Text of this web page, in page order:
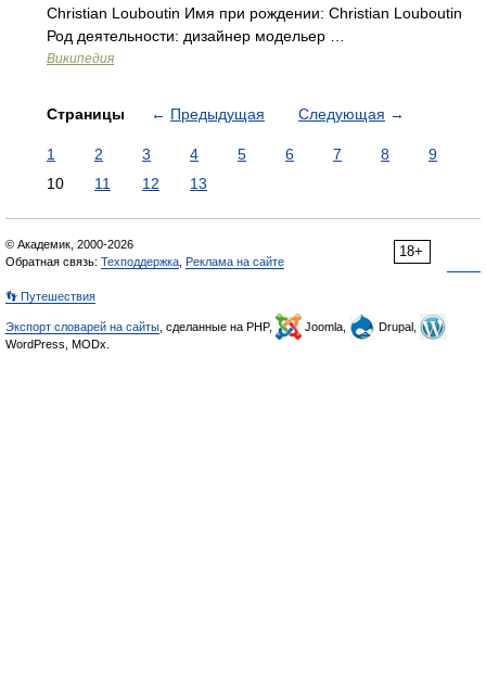
Christian Louboutin Имя при рождении: Christian Louboutin
Род деятельности: дизайнер модельер …
Википедия
Страницы ← Предыдущая Следующая →
1 2 3 4 5 6 7 8
9
10
11 12 13
18+
© Академик, 2000-2026
Обратная связь: Техподдержка Реклама на сайте
👣 Путешествия
Экспорт словарей на сайты , сделанные на PHP, Joomla,
Drupal,
WordPress, MODx.